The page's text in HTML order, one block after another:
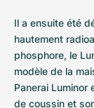
Il a ensuite été
hautement
phosphore, le
modèle de la
Panerai
de coussin et